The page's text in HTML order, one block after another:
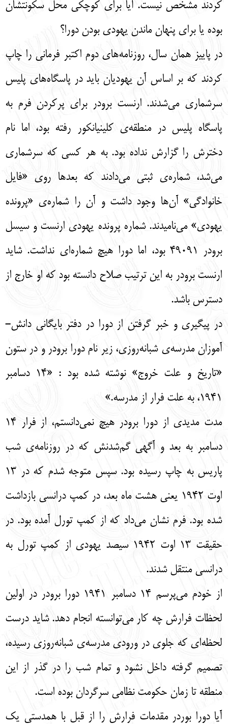
کردند مشخص نیست. آیا برای کوچکی محل سکونتشان
بوده یا برای پنهان ماندن یهودی بودن دورا؟
در پاییز همان سال، روزنامه‌های دوم اکتبر فرمانی را چاپ
کردند که بر اساس آن یهودیان باید در پاسگاه‌های پلیس
سرشماری می‌شدند. ارنست برودر برای پرکردن فرم به
پاسگاه پلیس در منطقه‌ی کلینیانکور رفته بود، اما نام
دخترش را گزارش نداده بود. به هر کسی که سرشماری
می‌شد، شماره‌ی ثبتی می‌دادند که بعدها روی «فایل
خانوادگی» آن‌ها وجود داشت و آن را شماره‌ی «پرونده
یهودی» می‌نامیدند. شماره پرونده یهودی ارنست و سیسل
برودر 49091 بود، اما دورا هیچ شماره‌ای نداشت. شاید
ارنست برودر به این ترتیب صلاح دانسته بود که او خارج از
دسترس باشد.
در پیگیری و خبر گرفتن از دورا در دفتر بایگانی دانش-
آموزان مدرسه‌ی شبانه‌روزی، زیر نام دورا برودر و در ستون
«تاریخ و علت خروج» نوشته شده بود : «14 دسامبر
1941، به علت فرار از مدرسه.»
مدت مدیدی از دورا برودر هیچ نمی‌دانستم، از فرار 14
دسامبر به بعد و آگهی گم‌شدنش که در روزنامه‌ی شب
پاریس به چاپ رسیده بود. سپس متوجه شدم که در 13
اوت 1942 یعنی هشت ماه بعد، در کمپ درانسی بازداشت
شده بود. فرم نشان می‌داد که از کمپ تورل آمده بود. در
حقیقت 13 اوت 1942 سیصد یهودی از کمپ تورل به
درانسی منتقل شدند.
از خودم می‌پرسم 14 دسامبر 1941 دورا برودر در اولین
لحظات فرارش چه کار می‌توانسته انجام دهد. شاید درست
لحظه‌ای که جلوی در ورودی مدرسه‌ی شبانه‌روزی رسیده،
تصمیم گرفته داخل نشود و تمام شب را در گذر از این
منطقه تا زمان حکومت نظامی سرگردان بوده است.
آیا دورا بوردر مقدمات فرارش را از قبل با همدستی یک